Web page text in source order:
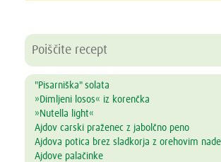
"Pisarniška" solata
»Dimljeni losos« iz korenčka
»Nutella light«
Ajdov carski praženec z jabolčno peno
Ajdova potica brez sladkorja z orehovim
Ajdove palačinke